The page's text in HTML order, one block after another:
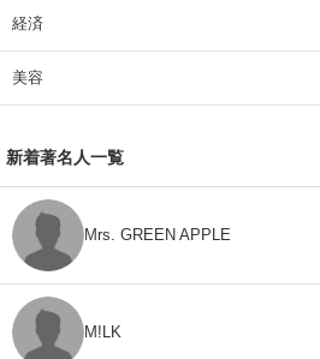
経済
美容
新着著名人一覧
Mrs. GREEN APPLE
M!LK